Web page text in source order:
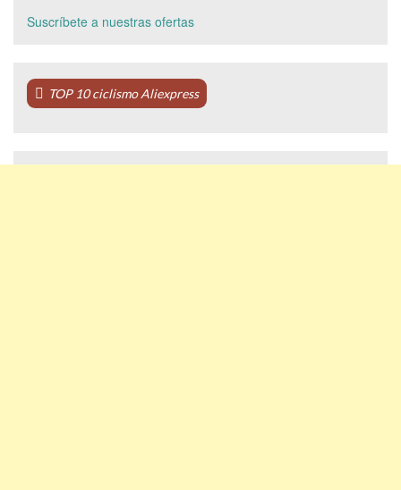
Suscríbete a nuestras ofertas
TOP 10 ciclismo Aliexpress